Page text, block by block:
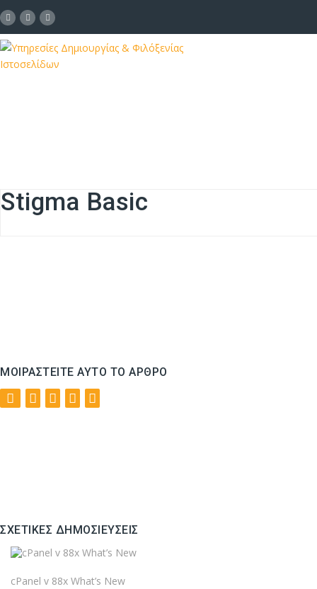
Stigma Basic
ΜΟΙΡΑΣΤΕΊΤΕ ΑΥΤΌ ΤΟ ΆΡΘΡΟ
ΣΧΕΤΙΚΈΣ ΔΗΜΟΣΙΕΎΣΕΙΣ
cPanel v 88x What’s New